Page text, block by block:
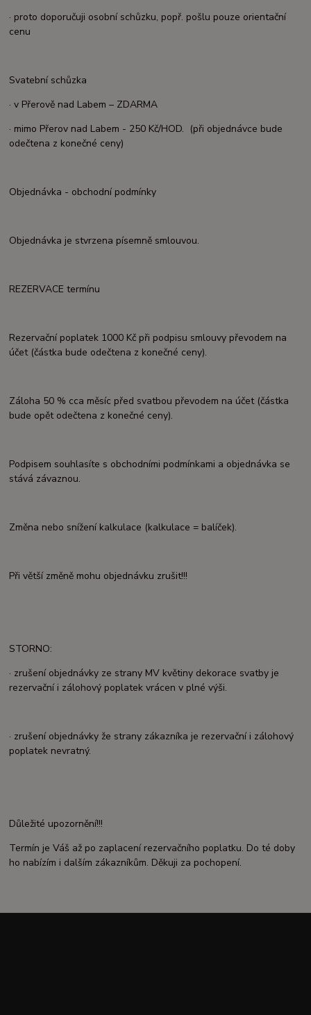
· proto doporučuji osobní schůzku, popř. pošlu pouze orientační
cenu
Svatební schůzka
· v Přerově nad Labem – ZDARMA
· mimo Přerov nad Labem - 250 Kč/HOD. (při objednávce bude
odečtena z konečné ceny)
Objednávka - obchodní podmínky
Objednávka je stvrzena písemně smlouvou.
REZERVACE termínu
Rezervační poplatek 1000 Kč při podpisu smlouvy převodem na
účet (částka bude odečtena z konečné ceny).
Záloha 50 % cca měsíc před svatbou převodem na účet (částka
bude opět odečtena z konečné ceny).
Podpisem souhlasíte s obchodními podmínkami a objednávka se
stává závaznou.
Změna nebo snížení kalkulace (kalkulace = balíček).
Při větší změně mohu objednávku zrušit!!!
STORNO:
· zrušení objednávky ze strany MV květiny dekorace svatby je
rezervační i zálohový poplatek vrácen v plné výši.
· zrušení objednávky že strany zákazníka je rezervační i zálohový
poplatek nevratný.
Důležité upozornění!!!
Termín je Váš až po zaplacení rezervačního poplatku. Do té doby
ho nabízím i dalším zákazníkům. Děkuji za pochopení.